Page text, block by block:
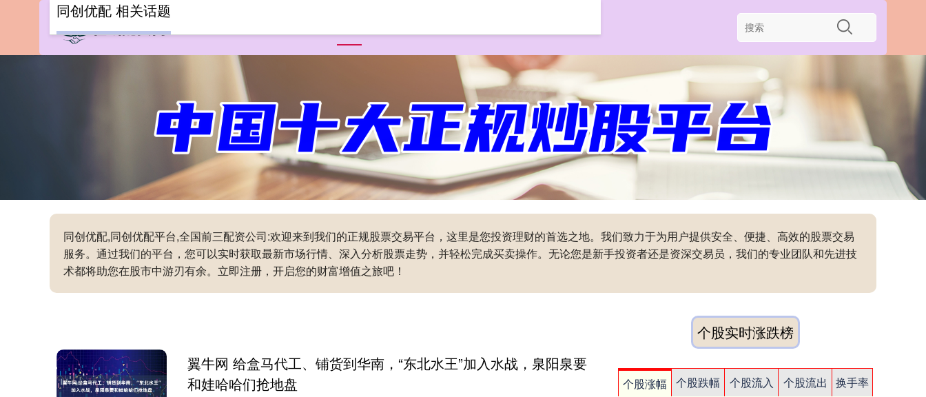
同创优配,同创优配平台,全国前三配资公司:欢迎来到我们的正规股票交易平台，这里是您投资理财的首选之地。我们致力于为用户提供安全、便捷、高效的股票交易
服务。通过我们的平台，您可以实时获取最新市场行情、深入分析股票走势，并轻松完成买卖操作。无论您是新手投资者还是资深交易员，我们的专业团队和先进技
术都将助您在股市中游刃有余。立即注册，开启您的财富增值之旅吧！
同创优配 相关话题
翼牛网 给盒马代工、铺货到华南，“东北水王”加入水战，泉阳泉要
和娃哈哈们抢地盘
个股实时涨跌榜
个股涨幅 个股跌幅 个股流入 个股流出
换手率